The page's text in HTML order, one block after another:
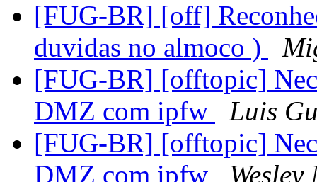
[FUG-BR] [off]
duvidas no almoco )
[FUG-BR] [offtopic]
DMZ com ipfw
Luis
[FUG-BR] [offtopic]
DMZ com ipfw